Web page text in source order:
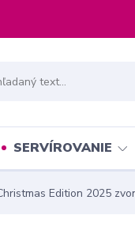
SERVÍROVANIE
Edition 2025